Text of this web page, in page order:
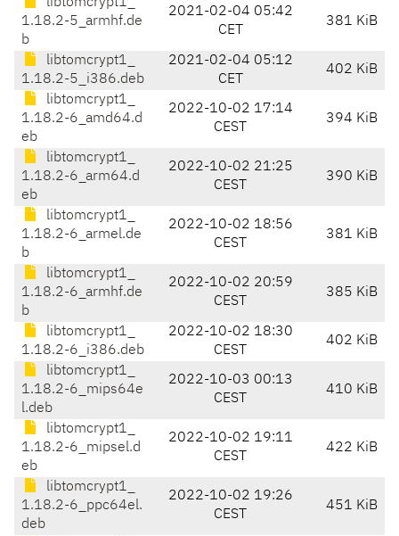
1.18.2-5_armhf.de
b
2021-02-04 05:42
CET
381 KiB
libtomcrypt1_
1.18.2-5_i386.deb
2021-02-04 05:12
CET
402 KiB
libtomcrypt1_
1.18.2-6_amd64.d
eb
2022-10-02 17:14
CEST
394 KiB
libtomcrypt1_
1.18.2-6_arm64.d
eb
2022-10-02 21:25
CEST
390 KiB
libtomcrypt1_
1.18.2-6_armel.de
b
2022-10-02 18:56
CEST
381 KiB
libtomcrypt1_
1.18.2-6_armhf.de
b
2022-10-02 20:59
CEST
385 KiB
libtomcrypt1_
1.18.2-6_i386.deb
2022-10-02 18:30
CEST
402 KiB
libtomcrypt1_
1.18.2-6_mips64e
l.deb
2022-10-03 00:13
CEST
410 KiB
libtomcrypt1_
1.18.2-6_mipsel.d
eb
2022-10-02 19:11
CEST
422 KiB
libtomcrypt1_
1.18.2-6_ppc64el.
deb
2022-10-02 19:26
CEST
451 KiB